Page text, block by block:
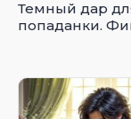
Темный дар
попаданки.